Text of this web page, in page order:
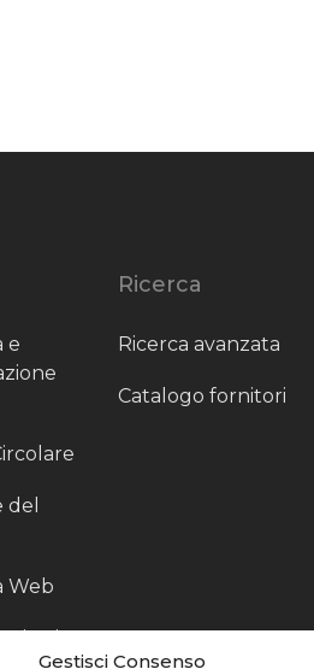
Gestisci Consenso
e
del
Web
Ricerca
Ricerca avanzata
Catalogo fornitori